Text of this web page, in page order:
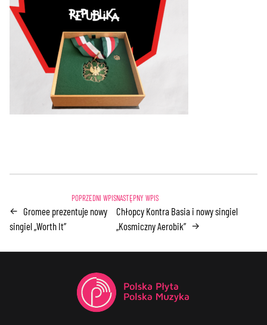
← Gromee prezentuje nowy
singiel „Worth It”
Chłopcy Kontra Basia i nowy singiel
„Kosmiczny Aerobik” →